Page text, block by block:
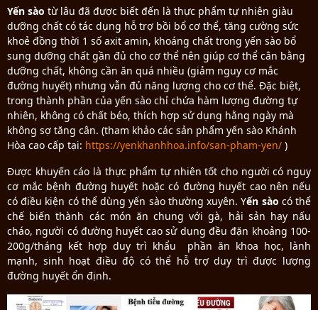
Yến sào từ lâu đã được biết đến là thực phẩm tự nhiên giàu
dưỡng chất có tác dụng hỗ trợ bồi bổ cơ thể, tăng cường sức
khoẻ đồng thời 1 số axit amin, khoáng chất trong yến sào bổ
sung dưỡng chất gần đủ cho cơ thể nên giúp cơ thể cân bằng
dưỡng chất, không cần ăn quá nhiều (giảm nguy cơ mắc
đường huyết) nhưng vẫn đủ năng lượng cho cơ thể. Đặc biệt,
trong thành phần của yến sào chỉ chứa hàm lượng đường tự
nhiên, không có chất béo, thích hợp sử dụng hằng ngày mà
không sợ tăng cân. (tham khảo các sản phẩm yến sào Khánh
Hòa cao cấp tại: https://yenkhanhhoa.info/san-pham-yen/ )
Được khuyến cáo là thực phẩm tự nhiên tốt cho người có nguy
cơ mắc bệnh đường huyết hoặc có đường huyết cao nên nếu
có điều kiện có thể dùng yến sào thường xuyên. Yến sào có thể
chế biến thành các món ăn chung với gà, hải sản hay nấu
cháo, người có đường huyết cao sử dụng đều đặn khoảng 100-
200g/tháng kết hợp duy trì khẩu phần ăn khoa học, lành
mạnh, sinh hoạt điều độ có thể hỗ trợ duy trì được lượng
đường huyết ổn định.